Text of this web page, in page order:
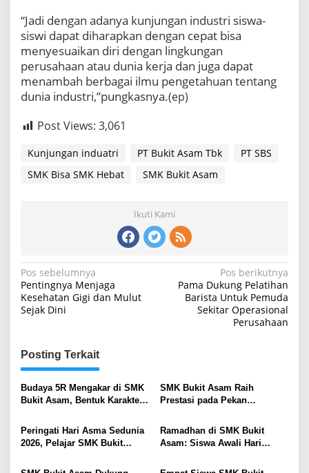
“Jadi dengan adanya kunjungan industri siswa-
siswi dapat diharapkan dengan cepat bisa
menyesuaikan diri dengan lingkungan
perusahaan atau dunia kerja dan juga dapat
menambah berbagai ilmu pengetahuan tentang
dunia industri,”pungkasnya.(ep)
Post Views: 3,061
Kunjungan induatri PT Bukit Asam Tbk
PT SBS
SMK Bisa SMK Hebat
SMK Bukit Asam
Ikuti Kami
Navigasi
pos
Pos sebelumnya
Pentingnya Menjaga
Kesehatan Gigi dan Mulut
Sejak Dini
Pos berikutnya
Pama Dukung Pelatihan
Barista Untuk Pemuda
Sekitar Operasional
Perusahaan
Posting Terkait
Budaya 5R Mengakar di SMK
Bukit Asam, Bentuk Karakter
SMK Bukit Asam Raih
Prestasi pada Pekan
Peringati Hari Asma Sedunia
2026, Pelajar SMK Bukit
dan Vape
Ramadhan di SMK Bukit
Asam: Siswa Awali Hari
Disesuaikan